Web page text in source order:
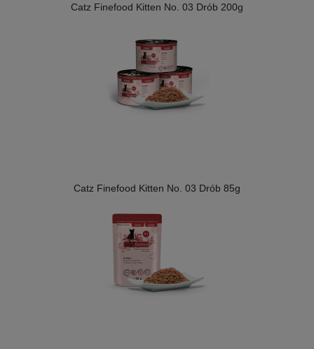
Catz Finefood Kitten No. 03 Drób 200g
Catz Finefood Kitten No. 03 Drób 85g